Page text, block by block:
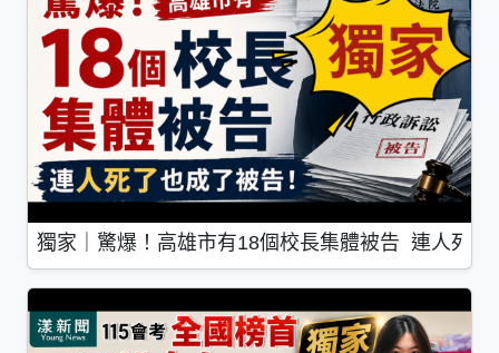
獨家｜驚爆！高雄市有18個校長集體被告 連人死了